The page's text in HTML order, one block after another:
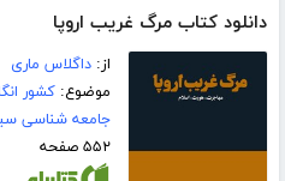
دانلود کتاب مرگ غریب اروپا
از:داگلاس ماری
موضوع:کشور
جامعه شناسی
۵۵۲ صفحه